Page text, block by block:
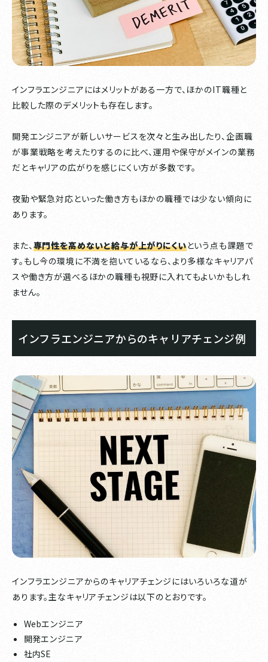
インフラエンジニアにはメリットがある一方で、ほかのIT職種と
比較した際のデメリットも存在します。
開発エンジニアが新しいサービスを次々と生み出したり、企画職
が事業戦略を考えたりするのに比べ、運用や保守がメインの業務
だとキャリアの広がりを感じにくい方が多数です。
夜勤や緊急対応といった働き方もほかの職種では少ない傾向に
あります。
また、 専門性を高めないと給与が上がりにくいという点も課題で
す。もし今の環境に不満を抱いているなら、より多様なキャリアパ
スや働き方が選べるほかの職種も視野に入れてもよいかもしれ
ません。
インフラエンジニアからのキャリアチェンジ例
インフラエンジニアからのキャリアチェンジにはいろいろな道が
あります。主なキャリアチェンジは以下のとおりです。
Webエンジニア
開発エンジニア
社内SE